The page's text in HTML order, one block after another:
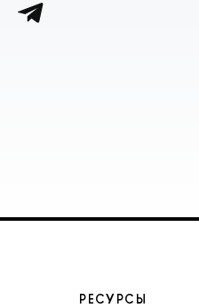
РЕСУРСЫ